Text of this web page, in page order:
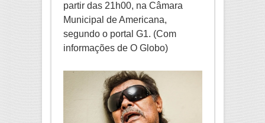
partir das 21h00, na Câmara
Municipal de Americana,
segundo o portal G1. (Com
informações de O Globo)